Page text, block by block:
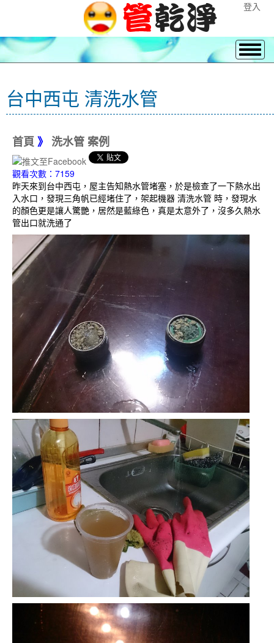
登入
台中西屯 清洗水管
首頁 》 洗水管 案例
觀看次數：7159
昨天來到台中西屯，屋主告知熱水管堵塞，於是檢查了一下熱水出
入水口，發現三角帆已經堵住了，架起機器 清洗水管 時，發現水
的顏色更是讓人驚艷，居然是藍綠色，真是太意外了，沒多久熱水
管出口就洗通了